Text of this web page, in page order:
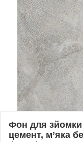
Фон для зйомки
цемент, м’яка